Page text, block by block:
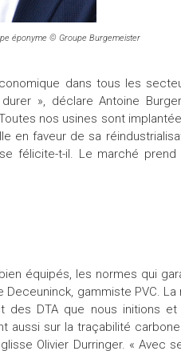
éponyme © Groupe Burgemeister
dans tous les
», déclare Antoine
nos usines sont
en faveur de sa
félicite-t-il. Le marché prend
équipés, les normes qui
gammiste PVC. La
des DTA que nous initions
aussi sur la traçabilité
Olivier Durringer. « Avec